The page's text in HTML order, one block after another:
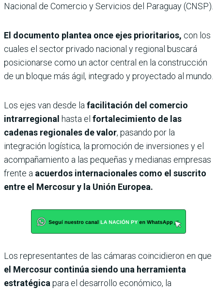
Nacional de Comercio y Servicios del Paraguay (CNSP).
El documento plantea once ejes prioritarios, con los
cuales el sector privado nacional y regional buscará
posicionarse como un actor central en la construcción
de un bloque más ágil, integrado y proyectado al mundo.
Los ejes van desde la facilitación del comercio
intrarregional hasta el fortalecimiento de las
cadenas regionales de valor, pasando por la
integración logística, la promoción de inversiones y el
acompañamiento a las pequeñas y medianas empresas
frente a acuerdos internacionales como el suscrito
entre el Mercosur y la Unión Europea.
Los representantes de las cámaras coincidieron en que
el Mercosur continúa siendo una herramienta
estratégica para el desarrollo económico, la